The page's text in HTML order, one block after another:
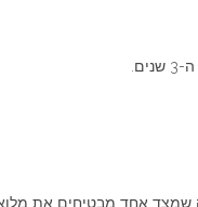
שמצד אחד מבטיחים את